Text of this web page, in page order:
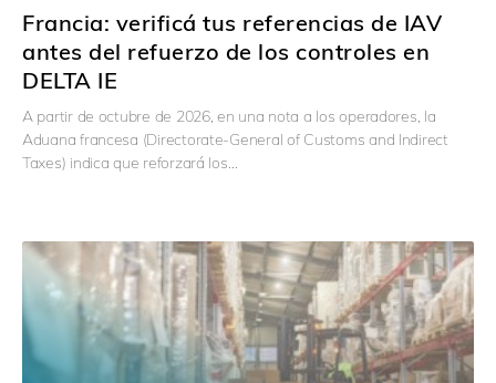
Francia: verificá tus referencias de IAV
antes del refuerzo de los controles en
DELTA IE
A partir de octubre de 2026, en una nota a los operadores, la
Aduana francesa (Directorate-General of Customs and Indirect
Taxes) indica que reforzará los…